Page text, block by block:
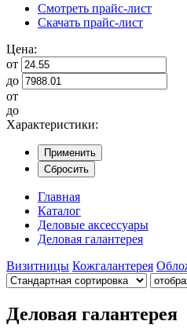
Смотреть прайс-лист
Скачать прайс-лист
Цена:
от
до
от
до
Характеристики:
Применить
Сбросить
Главная
Каталог
Деловые аксессуары
Деловая галантерея
Визитницы Кожгалантерея
Деловая галантерея